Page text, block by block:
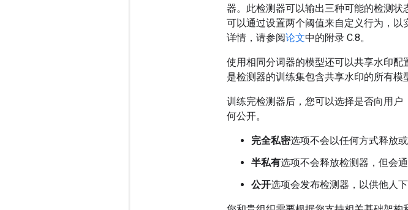
器。此检测器可以输出三种可能的检测
可以通过设置两个阈值来自定义行为，
详情，请参阅论文中的附录 C.8。
使用相同分词器的模型还可以共享水印
是检测器的训练集包含共享水印的所有模
训练完检测器后，您可以选择是否向用
何公开。
完全私密选项不会以任何方式释放或
半私有选项不会释放检测器，但会
公开选项会发布检测器，以供他人下